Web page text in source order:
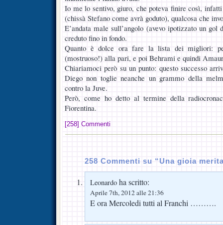
Io me lo sentivo, giuro, che poteva finire così,
(chissà Stefano come avrà goduto), qualcosa che
E’andata male sull’angolo (avevo ipotizzato un
creduto fino in fondo.
Quanto è dolce ora fare la lista dei migliori:
(mostruoso!) alla pari, e poi Behrami e quindi
Chiariamoci però su un punto: questo successo
Diego non toglie neanche un grammo della
contro la Juve.
Però, come ho detto al termine della
Fiorentina.
[258] Commenti
258 Commenti su “Una gioia
Leonardo ha scritto:
Aprile 7th, 2012 alle 21:36
E ora Mercoledi tutti al Franchi ……….